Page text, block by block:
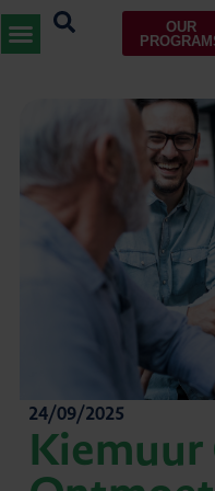
OUR
24/09/2025